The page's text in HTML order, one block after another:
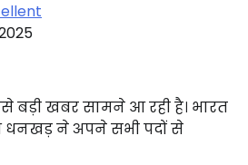
बड़ी खबर सामने आ रही है। भारत
धनखड़ ने अपने सभी पदों से